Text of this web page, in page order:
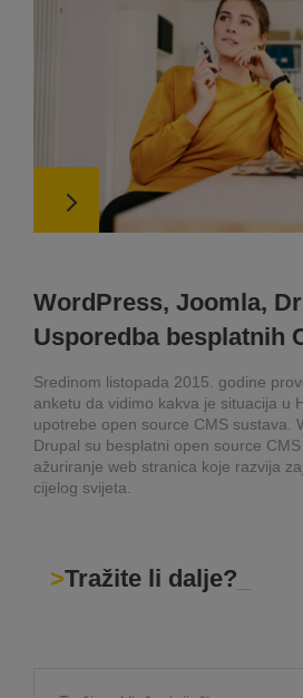
WordPress, Joomla,
Usporedba besplatnih
Sredinom listopada 2015. godine
anketu da vidimo kakva je situacija u
upotrebe open source CMS sustava.
Drupal su besplatni open source
ažuriranje web stranica koje razvija
cijelog svijeta.
Tražite li dalje?